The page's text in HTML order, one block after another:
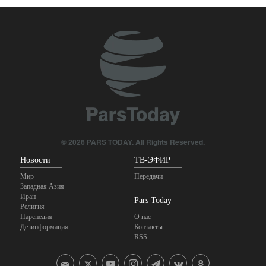
американского арсенала в
предупреждение для
Вашингтона в отношении
сдерживания
© 2026 PARS TODAY. All Rights Reserved.
Новости
Мир
Западная Азия
Иран
Религия
Парспедия
Дезинформация
ТВ-ЭФИР
Передачи
Pars Today
О нас
Контакты
RSS